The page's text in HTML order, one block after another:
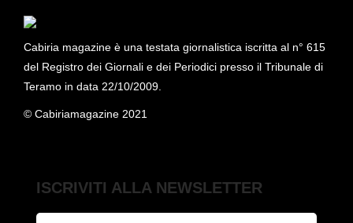
Cabiria magazine è una testata giornalistica iscritta al n° 615
del Registro dei Giornali e dei Periodici presso il Tribunale di
Teramo in data 22/10/2009.
© Cabiriamagazine 2021
ISCRIVITI ALLA NEWSLETTER